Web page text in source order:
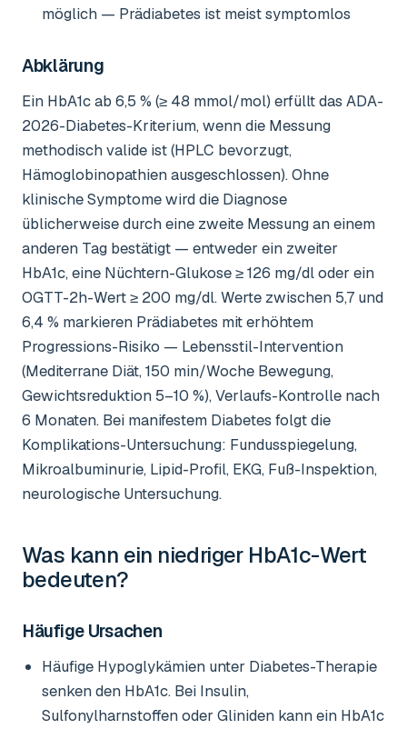
möglich — Prädiabetes ist meist symptomlos
Abklärung
Ein HbA1c ab 6,5 % (≥ 48 mmol/mol) erfüllt das ADA-
2026-Diabetes-Kriterium, wenn die Messung
methodisch valide ist (HPLC bevorzugt,
Hämoglobinopathien ausgeschlossen). Ohne
klinische Symptome wird die Diagnose
üblicherweise durch eine zweite Messung an einem
anderen Tag bestätigt — entweder ein zweiter
HbA1c, eine Nüchtern-Glukose ≥ 126 mg/dl oder ein
OGTT-2h-Wert ≥ 200 mg/dl. Werte zwischen 5,7 und
6,4 % markieren Prädiabetes mit erhöhtem
Progressions-Risiko — Lebensstil-Intervention
(Mediterrane Diät, 150 min/Woche Bewegung,
Gewichtsreduktion 5–10 %), Verlaufs-Kontrolle nach
6 Monaten. Bei manifestem Diabetes folgt die
Komplikations-Untersuchung: Fundusspiegelung,
Mikroalbuminurie, Lipid-Profil, EKG, Fuß-Inspektion,
neurologische Untersuchung.
Was kann ein niedriger HbA1c-Wert
bedeuten?
Häufige Ursachen
Häufige Hypoglykämien unter Diabetes-Therapie
senken den HbA1c. Bei Insulin,
Sulfonylharnstoffen oder Gliniden kann ein HbA1c